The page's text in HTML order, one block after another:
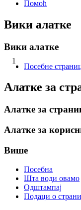
1
Помоћ
Вики алатке
Вики алатке
Посебне
Алатке за
Алатке за
Алатке за
Више
Посебна
Шта води овамо
Одштампај
Подаци о